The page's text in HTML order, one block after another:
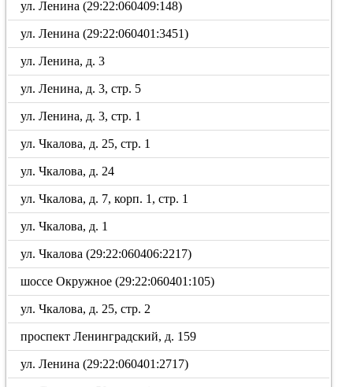
ул. Ленина (29:22:060409:148)
ул. Ленина (29:22:060401:3451)
ул. Ленина, д. 3
ул. Ленина, д. 3, стр. 5
ул. Ленина, д. 3, стр. 1
ул. Чкалова, д. 25, стр. 1
ул. Чкалова, д. 24
ул. Чкалова, д. 7, корп. 1, стр. 1
ул. Чкалова, д. 1
ул. Чкалова (29:22:060406:2217)
шоссе Окружное (29:22:060401:105)
ул. Чкалова, д. 25, стр. 2
проспект Ленинградский, д. 159
ул. Ленина (29:22:060401:2717)